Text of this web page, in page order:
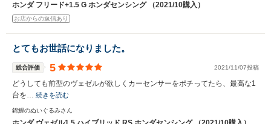
ホンダ フリード+1.5 G ホンダセンシング （2021/10購入）
お店からの返信あり
とてもお世話になりました。
総合評価 5 2021/11/07投稿
どうしても前型のヴェゼルが欲しくカーセンサーをポチってたら、最高な1
台を… 続きを読む
錦鯉のぬいぐるみさん